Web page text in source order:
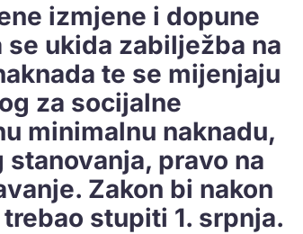
izmjene i dopune
ukida zabilježba na
te se mijenjaju
za socijalne
minimalnu naknadu,
pravo na
Zakon bi nakon
stupiti 1. srpnja.